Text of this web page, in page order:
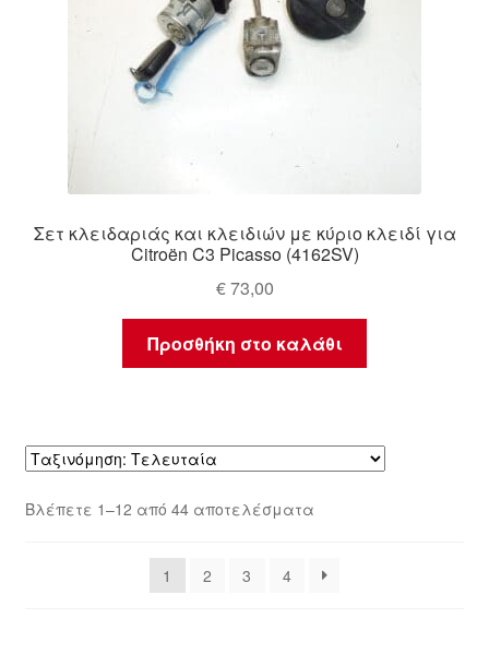
Σετ κλειδαριάς και κλειδιών με κύριο κλειδί για
Citroën C3 Picasso (4162SV)
€73,00
Προσθήκη στο καλάθι
Βλέπετε 1–12 από 44 αποτελέσματαSorted
1
2 3 4